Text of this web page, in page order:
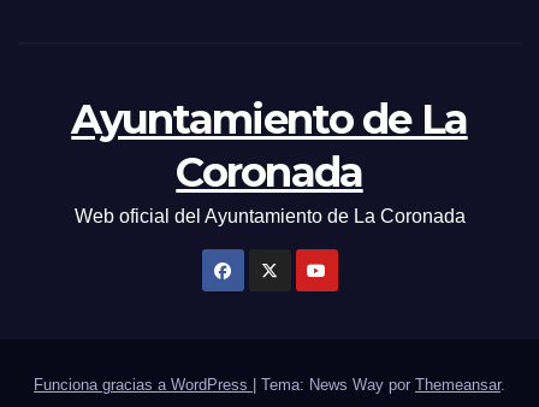
Ayuntamiento de La
Coronada
Web oficial del Ayuntamiento de La Coronada
Funciona gracias a WordPress Tema: News Way por Themeansar.